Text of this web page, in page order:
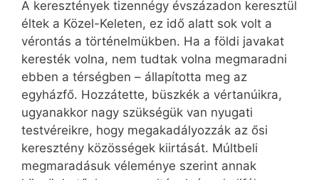
A keresztények tizennégy évszázadon keresztül
éltek a Közel-Keleten, ez idő alatt sok volt a
vérontás a történelmükben. Ha a földi javakat
keresték volna, nem tudtak volna megmaradni
ebben a térségben – állapította meg az
egyházfő. Hozzátette, büszkék a vértanúikra,
ugyanakkor nagy szükségük van nyugati
testvéreikre, hogy megakadályozzák az ősi
keresztény közösségek kiirtását. Múltbeli
megmaradásuk véleménye szerint annak